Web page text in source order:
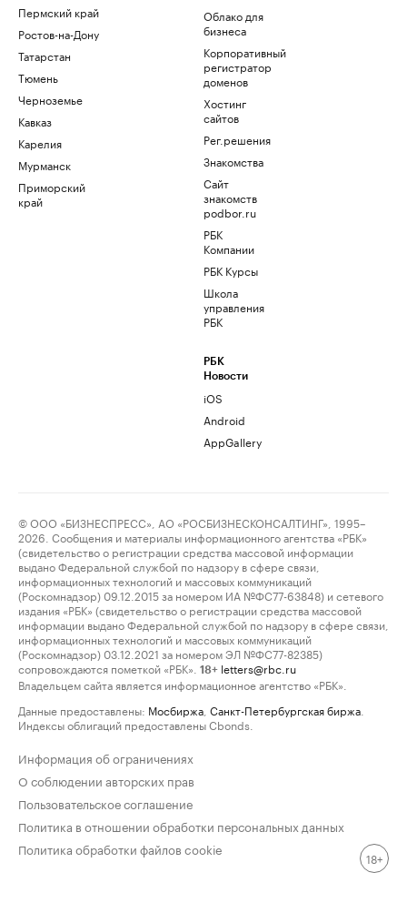
Пермский край
Ростов-на-Дону
Татарстан
Тюмень
Черноземье
Кавказ
Карелия
Мурманск
Приморский
край
Облако для
бизнеса
Корпоративный
регистратор
доменов
Хостинг
сайтов
Рег.решения
Знакомства
Сайт
знакомств
podbor.ru
РБК
Компании
РБК Курсы
Школа
управления
РБК
РБК
Новости
iOS
Android
AppGallery
© ООО «БИЗНЕСПРЕСС», АО «РОСБИЗНЕСКОНСАЛТИНГ», 1995–
2026. Сообщения и материалы информационного агентства «РБК»
(свидетельство о регистрации средства массовой информации
выдано Федеральной службой по надзору в сфере связи,
информационных технологий и массовых коммуникаций
(Роскомнадзор) 09.12.2015 за номером ИА №ФС77-63848) и сетевого
издания «РБК» (свидетельство о регистрации средства массовой
информации выдано Федеральной службой по надзору в сфере связи,
информационных технологий и массовых коммуникаций
(Роскомнадзор) 03.12.2021 за номером ЭЛ №ФС77-82385)
сопровождаются пометкой «РБК».
18+ letters@rbc.ru
Владельцем сайта является информационное агентство «РБК».
Данные предоставлены: Мосбиржа Санкт-Петербургская биржа
Индексы облигаций предоставлены Cbonds.
Информация об ограничениях
О соблюдении авторских прав
Пользовательское соглашение
Политика в отношении обработки персональных данных
Политика обработки файлов cookie
18+